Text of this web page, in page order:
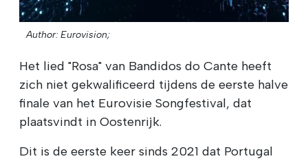
Author: Eurovision;
Het lied "Rosa" van Bandidos do Cante heeft
zich niet gekwalificeerd tijdens de eerste halve
finale van het Eurovisie Songfestival, dat
plaatsvindt in Oostenrijk.
Dit is de eerste keer sinds 2021 dat Portugal